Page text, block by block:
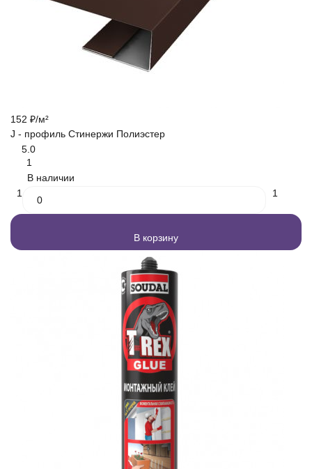
152 ₽/м²
J - профиль Стинержи Полиэстер
5.0
1
В наличии
1
1
В корзину